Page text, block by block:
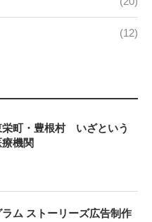
(12)
栄町・豊根村 いざという
機関
ム ストーリーズ広告制作